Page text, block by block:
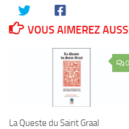
VOUS AIMEREZ
0
La Queste du Saint Graal